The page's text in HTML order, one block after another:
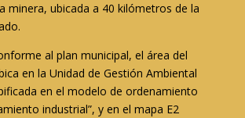
minera, ubicada a 40 kilómetros de la
al plan municipal, el área del
en la Unidad de Gestión Ambiental
en el modelo de ordenamiento
industrial”, y en el mapa E2